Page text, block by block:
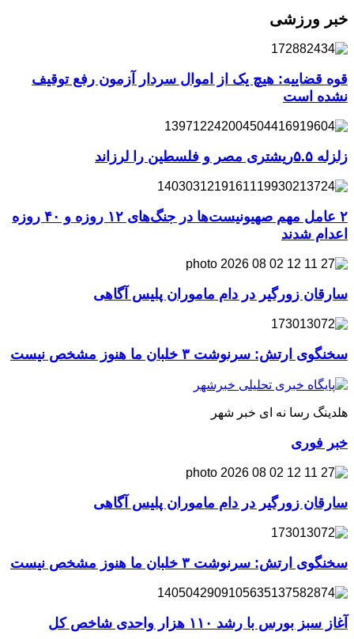
خبر ورزشی
قوه قضاییه: هیچ یک از اموال سردار آزمون رفع توقیف
نشده است
زلزله ۵.۵ریشتری مصر و فلسطین را لرزاند
۲ عامل مهم صهیونیست‌ها در جنگ‌های ۱۲ روزه و ۴۰ روزه
اعدام شدند
سارقان زورگیر در دام ماموران پلیس آگاهی
سخنگوی ارتش: سرنوشت ۳ خلبان ما هنوز مشخص نیست
هلدینگ رسا نه ای خبر شهر
خبر فوری
سارقان زورگیر در دام ماموران پلیس آگاهی
سخنگوی ارتش: سرنوشت ۳ خلبان ما هنوز مشخص نیست
آغاز سبز بورس با رشد ۱۱۰ هزار واحدی شاخص کل